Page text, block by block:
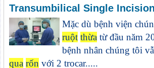
Transumbilical Single
Mặc dù bệnh viện
ruột thừatừ đầu năm
bệnh nhân chúng tôi
qua rốn với 2 trocar.....